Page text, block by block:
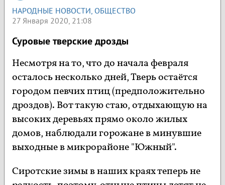
НАРОДНЫЕ НОВОСТИ, ОБЩЕСТВО
27 Января 2020, 21:08
Суровые тверские дрозды
Несмотря на то, что до начала февраля
осталось несколько дней, Тверь остаётся
городом певчих птиц (предположительно
дроздов). Вот такую стаю, отдыхающую на
высоких деревьях прямо около жилых
домов, наблюдали горожане в минувшие
выходные в микрорайоне "Южный".
Сиротские зимы в наших краях теперь не